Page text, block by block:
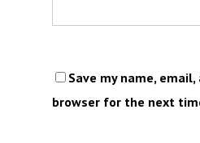
Save my name,
browser for the next